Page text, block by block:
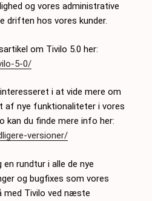
og vores administrative
hos vores kunder.
om Tivilo 5.0 her:
5-0/
i at vide mere om
af nye funktionaliteter i vores
kan du finde mere info her:
versioner/
rundtur i alle de nye
og bugfixes som vores
med Tivilo ved næste